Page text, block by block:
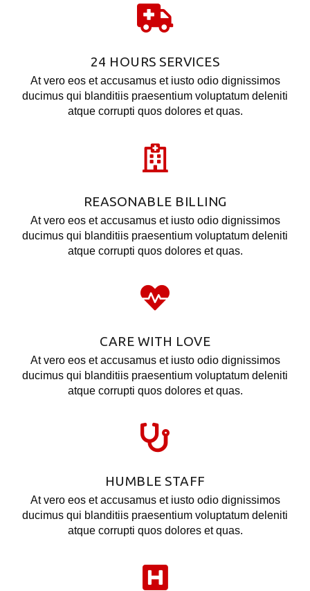
24 HOURS SERVICES
At vero eos et accusamus et iusto odio dignissimos
ducimus qui blanditiis praesentium voluptatum deleniti
atque corrupti quos dolores et quas.
REASONABLE BILLING
At vero eos et accusamus et iusto odio dignissimos
ducimus qui blanditiis praesentium voluptatum deleniti
atque corrupti quos dolores et quas.
CARE WITH LOVE
At vero eos et accusamus et iusto odio dignissimos
ducimus qui blanditiis praesentium voluptatum deleniti
atque corrupti quos dolores et quas.
HUMBLE STAFF
At vero eos et accusamus et iusto odio dignissimos
ducimus qui blanditiis praesentium voluptatum deleniti
atque corrupti quos dolores et quas.